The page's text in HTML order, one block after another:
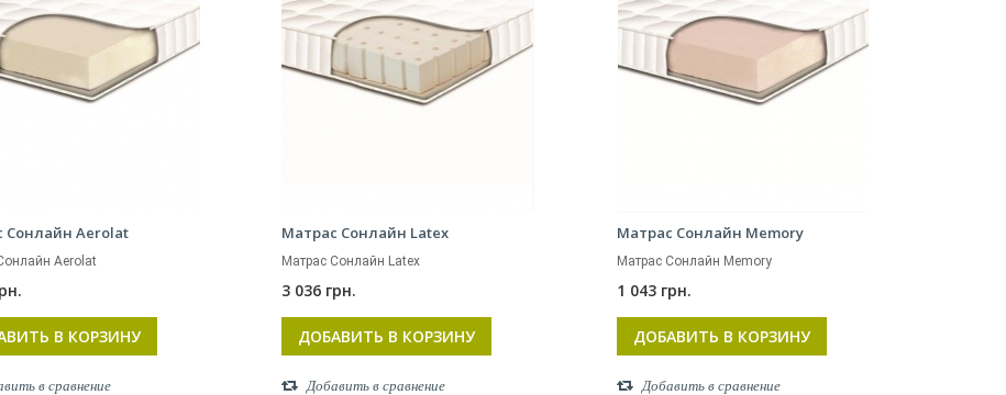
Сонлайн Aerolat
Aerolat
В КОРЗИНУ
в сравнение
Матрас Сонлайн Latex
Матрас Сонлайн Latex
3 036 грн.
ДОБАВИТЬ В КОРЗИНУ
Добавить в сравнение
Матрас Сонлайн Memory
Матрас Сонлайн Memory
1 043 грн.
ДОБАВИТЬ В КОРЗИНУ
Добавить в сравнение